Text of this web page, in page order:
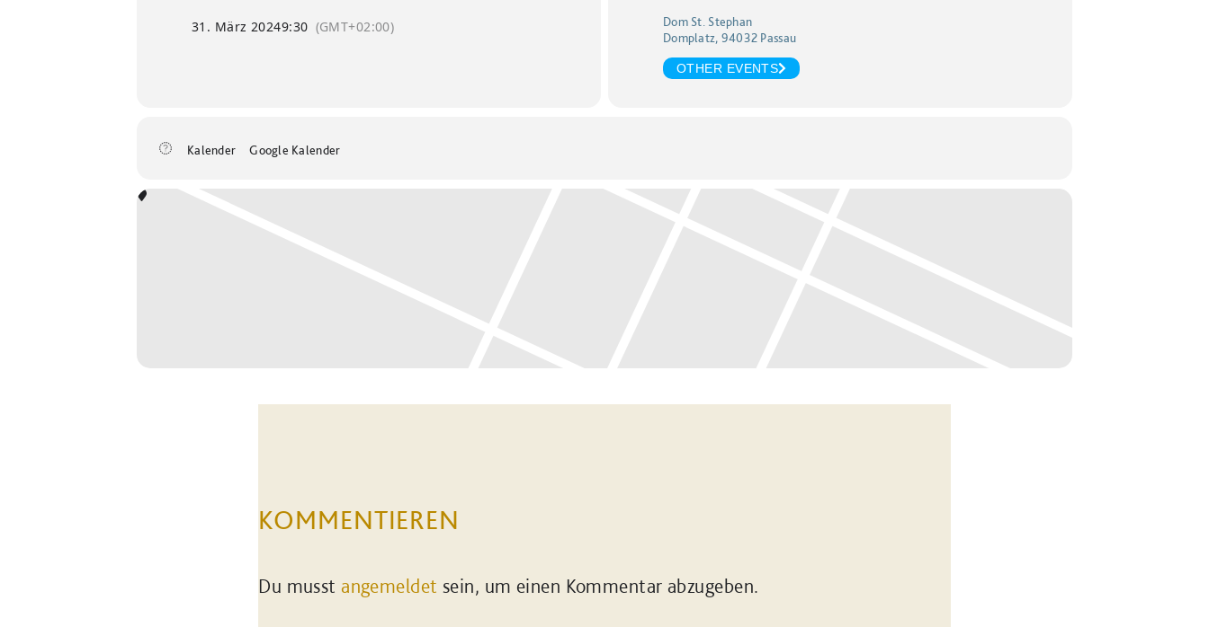
31. März 20249:30 (GMT+02:00)
Dom St. Stephan
Domplatz, 94032 Passau
OTHER EVENTS
Kalender Google Kalender
KOMMENTIEREN
Du musstangemeldet sein, um einen Kommentar abzugeben.